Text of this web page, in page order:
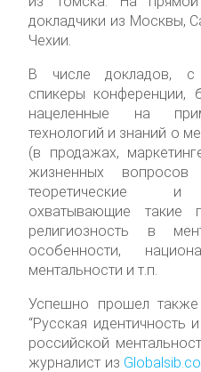
докладчики из Москвы,
Чехии.
В числе докладов, с
спикеры конференции,
нацеленные на
технологий и знаний о
(в продажах,
жизненных
теоретические и
охватывающие такие
религиозность в
особенности,
ментальности и т.п.
Успешно прошел
“Русская идентичность
российской
журналист из